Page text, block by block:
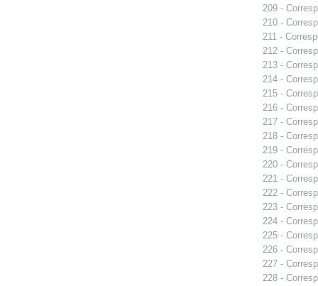
209 -
210 -
211 -
212 -
213 -
214 -
215 -
216 -
217 -
218 -
219 -
220 -
221 -
222 -
223 -
224 -
225 -
226 -
227 -
228 -